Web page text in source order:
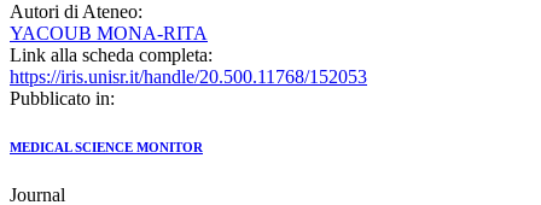
Autori di Ateneo:
YACOUB MONA-RITA
Link alla scheda completa:
https://iris.unisr.it/handle/20.500.11768/152053
Pubblicato in:
MEDICAL SCIENCE MONITOR
Journal